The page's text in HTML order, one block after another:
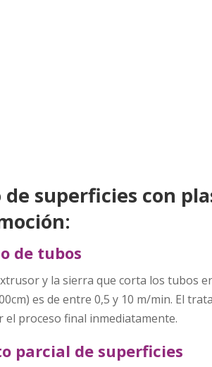
superficies con
de tubos
y la sierra que corta los tubos
es de entre 0,5 y 10 m/min. El
proceso final inmediatamente.
parcial de superficies